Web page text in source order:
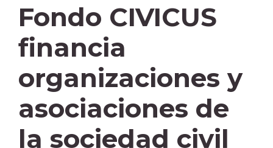
Fondo CIVICUS
financia
organizaciones y
asociaciones de
la sociedad civil